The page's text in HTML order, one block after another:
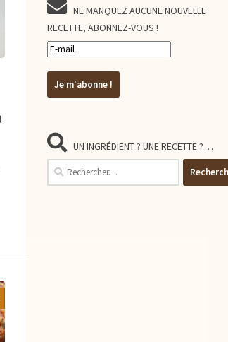
NE MANQUEZ AUCUNE NOUVELLE
RECETTE, ABONNEZ-VOUS !
UN INGRÉDIENT ? UNE RECETTE ?…
Rechercher :